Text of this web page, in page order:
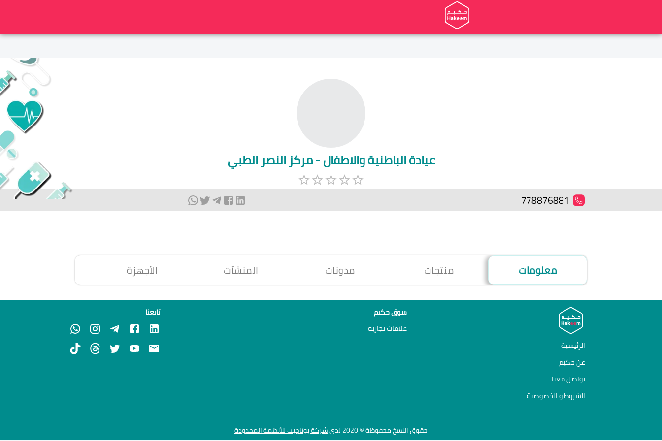
عيادة الباطنية والاطفال - مركز النصر الطبي
778876881
معلومات منتجات مدونات المنشآت الأجهزة
الرئيسية
عن حكيم
تواصل معنا
الشروط و الخصوصية
سوق حكيم
علامات تجارية
تابعنا
حقوق النسخ محفوظة © 2020 لدى شركة يوتاجيت للأنظمة المحدودة